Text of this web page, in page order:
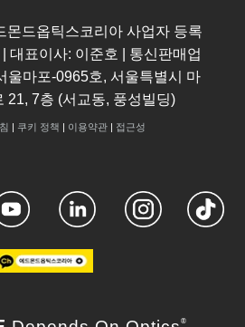
몬드옵틱스코리아 사업자 등록
대표이사: 이준호 | 통신판매업
울마포-0965호, 서울특별시 마
21, 7층 (서교동, 풍성빌딩)
| 쿠키 정책 | 이용약관| 접근성
®